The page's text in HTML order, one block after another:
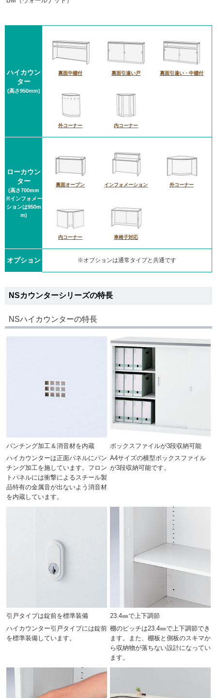
ハイカウン
ター
(高さ950mm)
裏面中棚付 裏面引違い戸 裏面引違い・中棚付
外コーナー 内コーナー
ローカウン
ター
(高さ700mm
※インフォメー
ションは950m
m)
裏面オープン インフォメーション 外コーナー
内コーナー 車椅子対応
オプション ※オプションは通常タイプと共通です
NSカウンターシリーズの特長
NSハイカウンターの特長
パンチング加工＆消音材を内蔵
ハイカウンターは正面パネルにパン
チング加工を施しています。フロン
トパネルには衝撃によるスチール製
品特有の金属音が出ないよう消音材
を内蔵しています。
ボックスファイルが3段収納可能
A4サイズの横型ボックスファイル
が3段収納可能です。
引戸タイプは錠前を標準装備
ハイカウンター引戸タイプには錠前
を標準装備しています。
23.4㎜で上下調節
棚のピッチは23.4㎜で上下調節でき
ます。また、棚板と側板のスキマか
ら収納物が落ちない設計になってい
ます。